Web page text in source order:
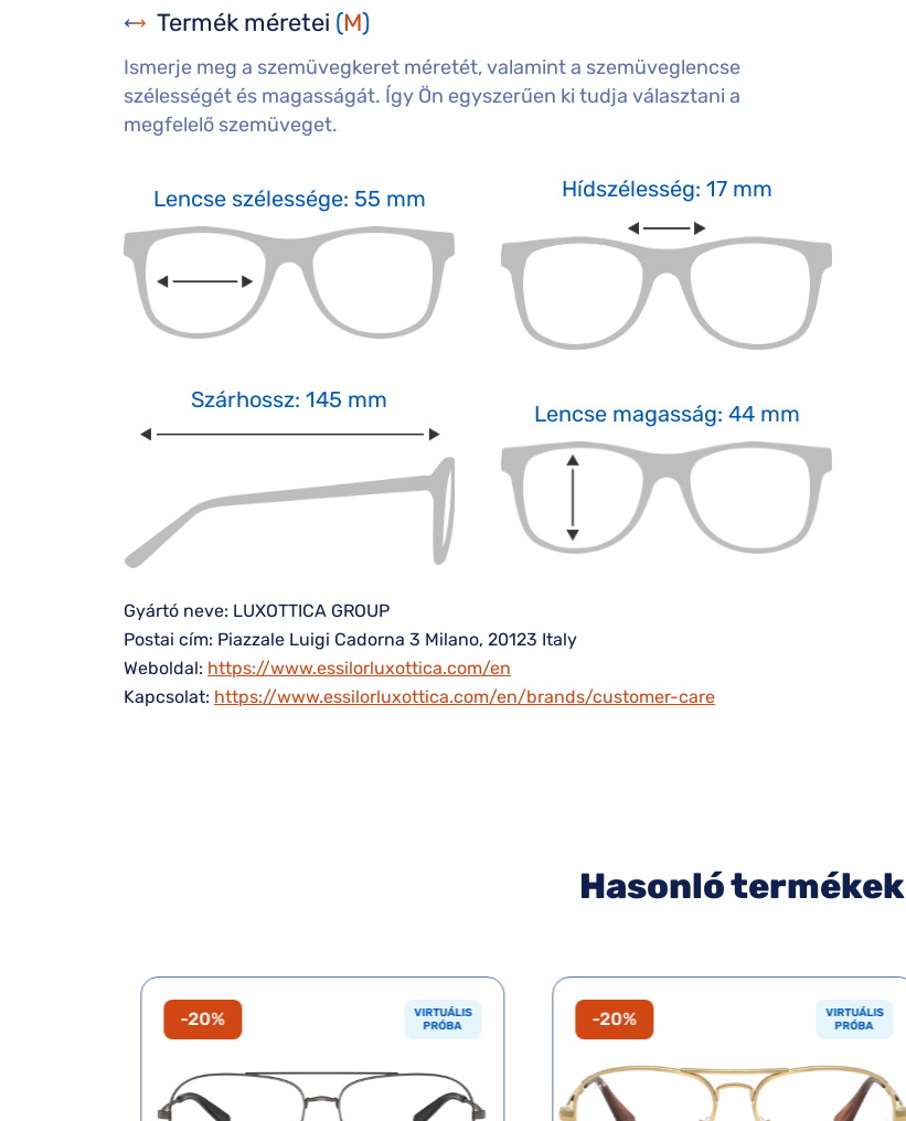
Termék méretei (M)
Ismerje meg a szemüvegkeret méretét, valamint a szemüveglencse
szélességét és magasságát. Így Ön egyszerűen ki tudja választani a
megfelelő szemüveget.
Lencse szélessége: 55 mm Hídszélesség: 17 mm
Szárhossz: 145 mm
Lencse magasság: 44 mm
Gyártó neve: LUXOTTICA GROUP
Postai cím: Piazzale Luigi Cadorna 3 Milano, 20123 Italy
Weboldal: https://www.essilorluxottica.com/en
Kapcsolat: https://www.essilorluxottica.com/en/brands/customer-care
Hasonló termékek
-20%
VIRTUÁLIS
PRÓBA
-20%
VIRTUÁLIS
PRÓBA